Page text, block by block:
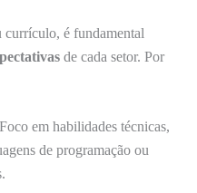
currículo, é fundamental
de cada setor. Por
Foco em habilidades técnicas,
de programação ou